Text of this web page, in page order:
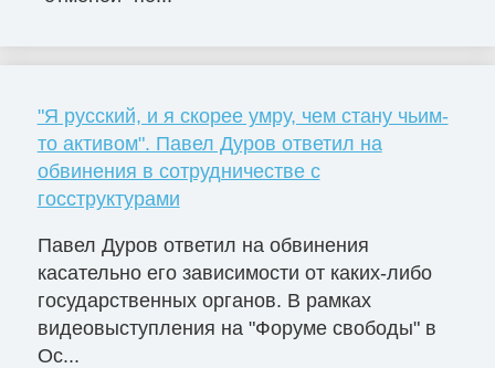
"Я русский, и я скорее умру, чем стану чьим-
то активом". Павел Дуров ответил на
обвинения в сотрудничестве с
госструктурами
Павел Дуров ответил на обвинения
касательно его зависимости от каких-либо
государственных органов. В рамках
видеовыступления на "Форуме свободы" в
Ос...